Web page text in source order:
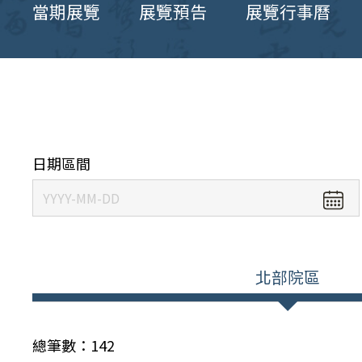
當期展覽 展覽預告 展覽行事曆
日期區間
北部院區
總筆數： 142